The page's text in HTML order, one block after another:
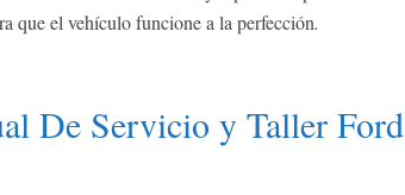
que el vehículo funcione a la perfección.
De Servicio y Taller Ford